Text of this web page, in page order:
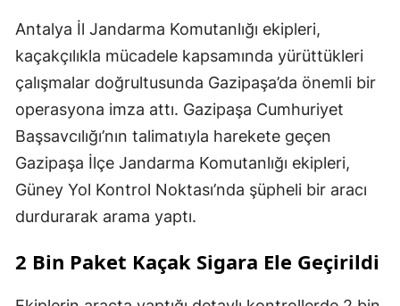
Antalya İl Jandarma Komutanlığı ekipleri,
kaçakçılıkla mücadele kapsamında yürüttükleri
çalışmalar doğrultusunda Gazipaşa’da önemli bir
operasyona imza attı. Gazipaşa Cumhuriyet
Başsavcılığı’nın talimatıyla harekete geçen
Gazipaşa İlçe Jandarma Komutanlığı ekipleri,
Güney Yol Kontrol Noktası’nda şüpheli bir aracı
durdurarak arama yaptı.
2 Bin Paket Kaçak Sigara Ele Geçirildi